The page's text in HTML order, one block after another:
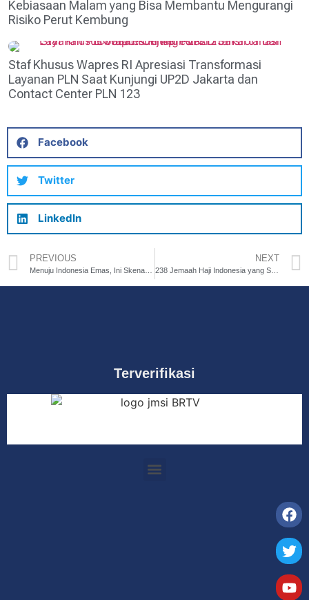
Kebiasaan Malam yang Bisa Membantu Mengurangi
Risiko Perut Kembung
Staf Khusus Wapres RI Apresiasi Transformasi
Layanan PLN Saat Kunjungi UP2D Jakarta dan
Contact Center PLN 123
Facebook
Twitter
LinkedIn
PREVIOUS NEXT
238 Jemaah Haji Indonesia yang Sakit Disafariwukufkan dari KKHI
Terverifikasi